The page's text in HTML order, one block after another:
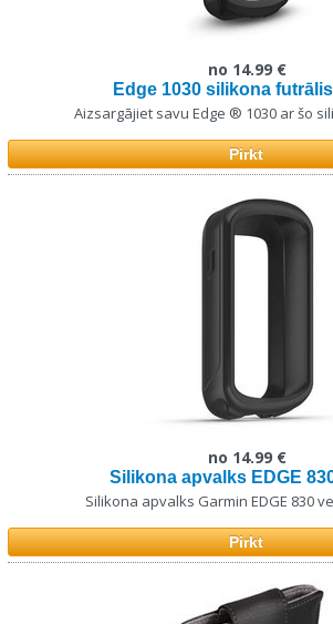
Edge 1030 silikona futrālis
Aizsargājiet savu Edge ® 1030 aršo
no 14.99 €
Pirkt
Silikona apvalks EDGE
Silikona apvalks Garmin EDGE 830
no 14.99 €
Pirkt